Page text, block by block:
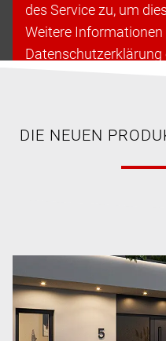
des Service zu, um
Weitere
DIE NEUEN